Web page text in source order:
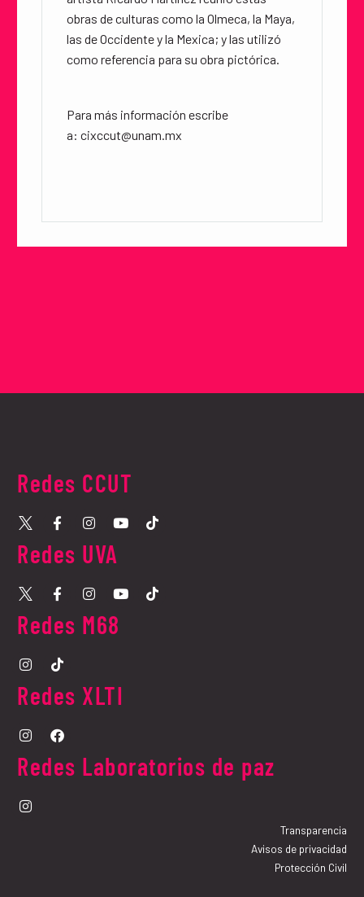
obras de culturas como la Olmeca, la Maya,
las de Occidente y la Mexica; y las utilizó
como referencia para su obra pictórica.
Para más información escribe
a: cixccut@unam.mx
Redes CCUT
Redes UVA​
Redes M68​
Redes XLTI
Redes Laboratorios de paz
Transparencia
Avisos de privacidad
Protección Civil